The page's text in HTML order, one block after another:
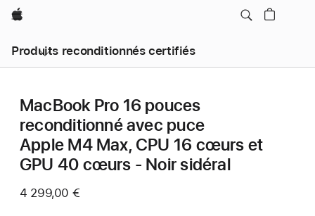
Apple
Produits reconditionnés certifiés
MacBook Pro 16 pouces
reconditionné avec puce
Apple M4 Max, CPU 16 cœurs et
GPU 40 cœurs - Noir sidéral
4 299,00 €